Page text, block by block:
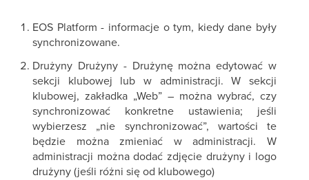
EOS Platform - informacje o tym, kiedy dane były
synchronizowane.
Drużyny Drużyny - Drużynę można edytować w
sekcji klubowej lub w administracji. W sekcji
klubowej, zakładka „Web” – można wybrać, czy
synchronizować konkretne ustawienia; jeśli
wybierzesz „nie synchronizować”, wartości te
będzie można zmieniać w administracji. W
administracji można dodać zdjęcie drużyny i logo
drużyny (jeśli różni się od klubowego)